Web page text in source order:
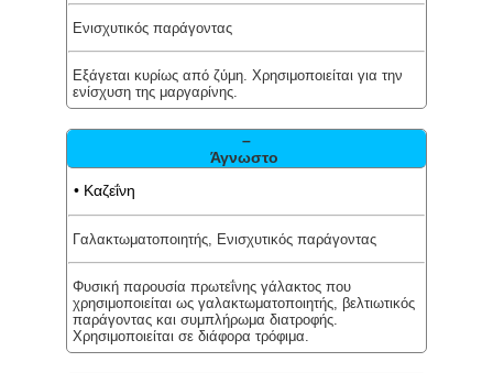
Ενισχυτικός παράγοντας
Εξάγεται κυρίως από ζύμη. Χρησιμοποιείται για την
ενίσχυση της μαργαρίνης.
–
Άγνωστο
• Καζεΐνη
Γαλακτωματοποιητής, Ενισχυτικός παράγοντας
Φυσική παρουσία πρωτεΐνης γάλακτος που
χρησιμοποιείται ως γαλακτωματοποιητής, βελτιωτικός
παράγοντας και συμπλήρωμα διατροφής.
Χρησιμοποιείται σε διάφορα τρόφιμα.